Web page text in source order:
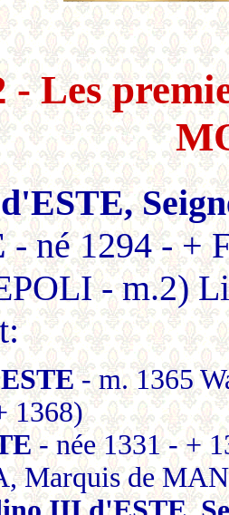
- Les
- né 1294 - +
- m.2)
- m. 1365
1368)
- née 1331 - +
Marquis de